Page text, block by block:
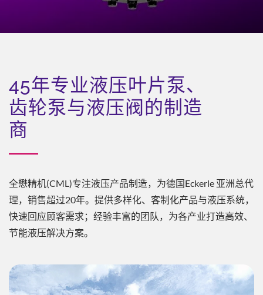
45年专业液压叶片泵、
齿轮泵与液压阀的制造
商
全懋精机(CML)专注液压产品制造，为德国Eckerle 亚洲总代
理，销售超过20年。提供多样化、客制化产品与液压系统，
快速回应顾客需求；经验丰富的团队，为各产业打造高效、
节能液压解决方案。